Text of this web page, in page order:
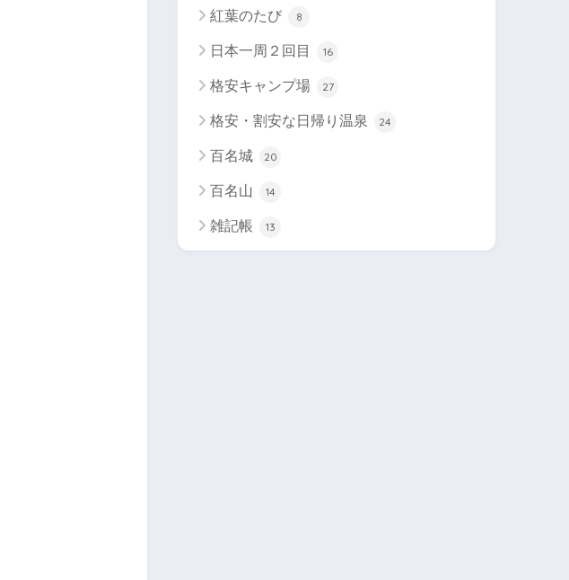
紅葉のたび 8
日本一周２回目 16
格安キャンプ場 27
格安・割安な日帰り温泉 24
百名城 20
百名山 14
雑記帳 13